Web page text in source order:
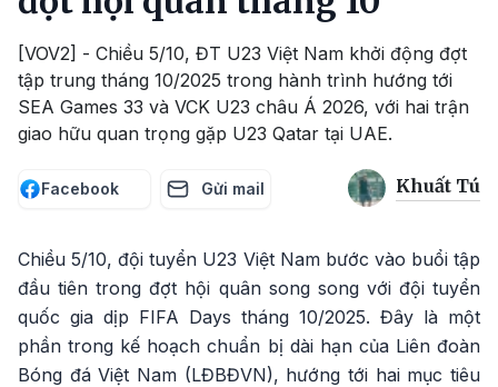
[VOV2] - Chiều 5/10, ĐT U23 Việt Nam khởi động đợt
tập trung tháng 10/2025 trong hành trình hướng tới
SEA Games 33 và VCK U23 châu Á 2026, với hai trận
giao hữu quan trọng gặp U23 Qatar tại UAE.
Facebook Gửi mail Khuất Tú
Chiều 5/10, đội tuyển U23 Việt Nam bước vào buổi tập
đầu tiên trong đợt hội quân song song với đội tuyển
quốc gia dịp FIFA Days tháng 10/2025. Đây là một
phần trong kế hoạch chuẩn bị dài hạn của Liên đoàn
Bóng đá Việt Nam (LĐBĐVN), hướng tới hai mục tiêu